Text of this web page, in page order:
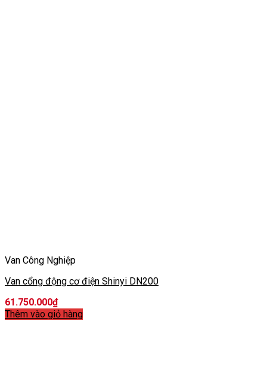
Van Công Nghiệp
Van cổng động cơ điện Shinyi DN200
61.750.000₫
Thêm vào giỏ hàng